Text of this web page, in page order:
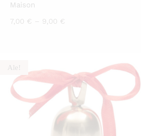
Maison
7,00 € – 9,00 €
Ale!